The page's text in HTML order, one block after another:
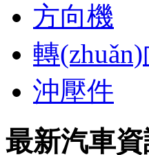
方向機
轉
沖壓件
最新汽車